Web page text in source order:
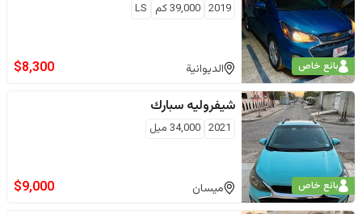
بائع خاص
2019
39,000كم LS
الديوانية $8,300
بائع خاص
شيفروليه سبارك
2021
34,000 ميل
ميسان $9,000